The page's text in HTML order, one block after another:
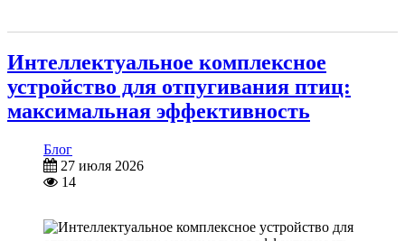
Интеллектуальное комплексное
устройство для отпугивания птиц:
максимальная эффективность
Блог
27 июля 2026
14